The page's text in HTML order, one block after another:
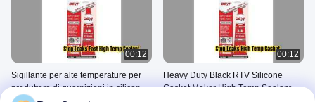
00:12
Sigillante per alte temperature per
produttore di guarnizioni in silicone
00:12
Heavy Duty Black RTV Silicone
Gasket Maker High Temp Sealant